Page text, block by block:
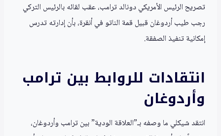
تصريح الرئيس الأمريكي دونالد ترامب، عقب لقائه بالرئيس التركي
رجب طيب أردوغان قبيل قمة الناتو في أنقرة، بأن إدارته تدرس
إمكانية تنفيذ الصفقة.
انتقادات للروابط بين ترامب
وأردوغان
انتقد شيكلي ما وصفه بـ”العلاقة الودية” بين ترامب وأردوغان،